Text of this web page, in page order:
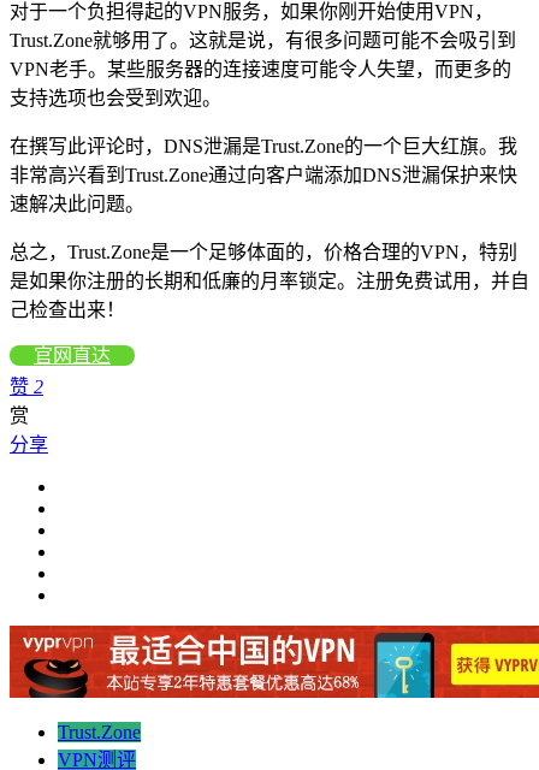
对于一个负担得起的VPN服务，如果你刚开始使用VPN，
Trust.Zone就够用了。这就是说，有很多问题可能不会吸引到
VPN老手。某些服务器的连接速度可能令人失望，而更多的
支持选项也会受到欢迎。
在撰写此评论时，DNS泄漏是Trust.Zone的一个巨大红旗。我
非常高兴看到Trust.Zone通过向客户端添加DNS泄漏保护来快
速解决此问题。
总之，Trust.Zone是一个足够体面的，价格合理的VPN，特别
是如果你注册的长期和低廉的月率锁定。注册免费试用，并自
己检查出来！
官网直达
赞 2
赏
分享
Trust.Zone
VPN测评